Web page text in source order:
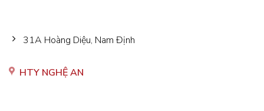
31A Hoàng Diệu, Nam Định
HTY NGHỆ AN